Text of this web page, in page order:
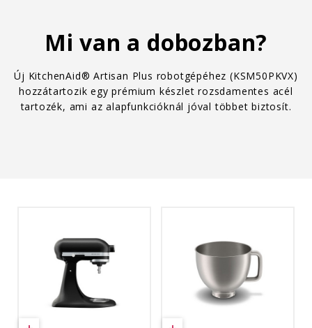
Mi van a dobozban?
Új KitchenAid® Artisan Plus robotgépéhez (KSM50PKVX)
hozzátartozik egy prémium készlet rozsdamentes acél
tartozék, ami az alapfunkcióknál jóval többet biztosít.